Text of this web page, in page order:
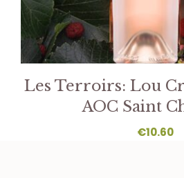
Les Terroirs: Lou
AOC Saint
€10.60